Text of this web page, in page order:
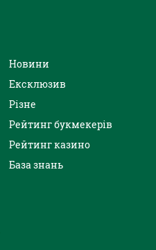
Новини
Ексклюзив
Різне
Рейтинг букмекерів
Рейтинг казино
База знань